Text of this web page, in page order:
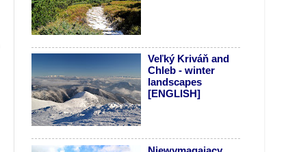
Veľký Kriváň and
Chleb - winter
landscapes
[ENGLISH]